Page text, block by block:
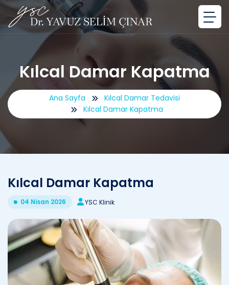
Kılcal Damar Kapatma
Ana Sayfa
Kılcal Damar Tedavisi
Kılcal Damar Kapatma
Kılcal Damar Kapatma
04 Nisan 2026 YSC Klinik